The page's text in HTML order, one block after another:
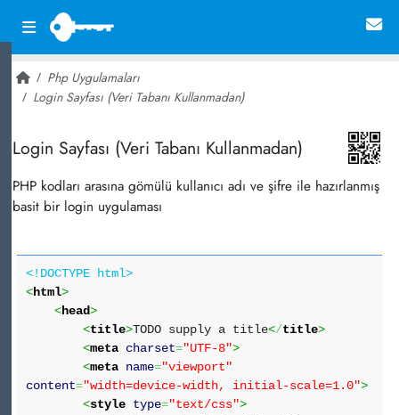
Php Uygulamaları
Login Sayfası (Veri Tabanı Kullanmadan)
Login Sayfası (Veri Tabanı Kullanmadan)
PHP kodları arasına gömülü kullanıcı adı ve şifre ile hazırlanmış
basit bir login uygulaması
<!DOCTYPE html>
<html>
<head>
<title>TODO supply a title</title>
<meta charset="UTF-8">
<meta name="viewport"
content="width=device-width, initial-scale=1.0">
<style type="text/css">